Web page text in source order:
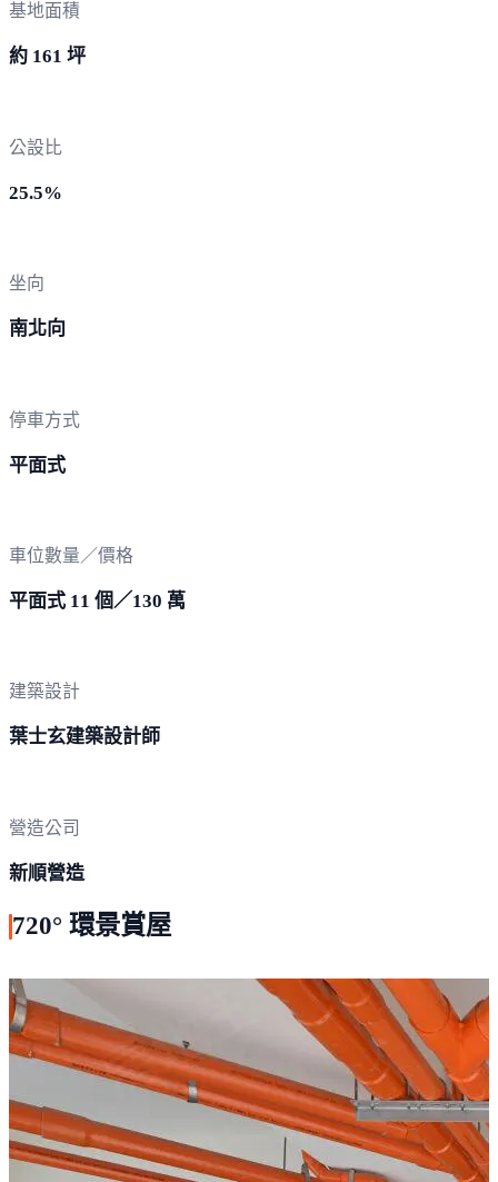
基地面積
約 161 坪
公設比
25.5%
坐向
南北向
停車方式
平面式
車位數量／價格
平面式 11 個／130 萬
建築設計
葉士玄建築設計師
營造公司
新順營造
720° 環景賞屋